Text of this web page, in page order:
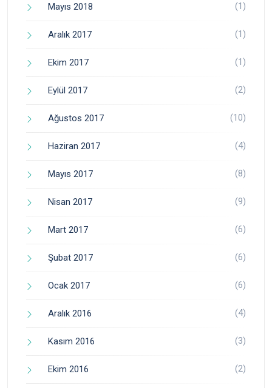
Mayıs 2018 (1)
Aralık 2017 (1)
Ekim 2017 (1)
Eylül 2017 (2)
Ağustos 2017 (10)
Haziran 2017 (4)
Mayıs 2017 (8)
Nisan 2017 (9)
Mart 2017 (6)
Şubat 2017 (6)
Ocak 2017 (6)
Aralık 2016 (4)
Kasım 2016 (3)
Ekim 2016 (2)